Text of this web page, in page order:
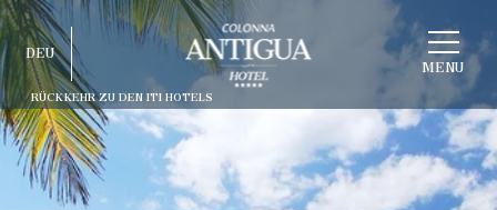
MENU
RÜCKKEHR ZU DEN ITI HOTELS
DEU
ITA
ENG
FRA
DEU
ESP
STRUKTUR
WÄHLEN